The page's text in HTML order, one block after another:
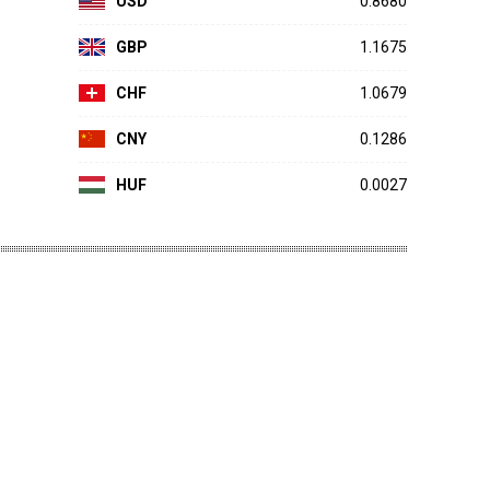
GBP 1.1675
CHF 1.0679
CNY 0.1286
HUF 0.0027